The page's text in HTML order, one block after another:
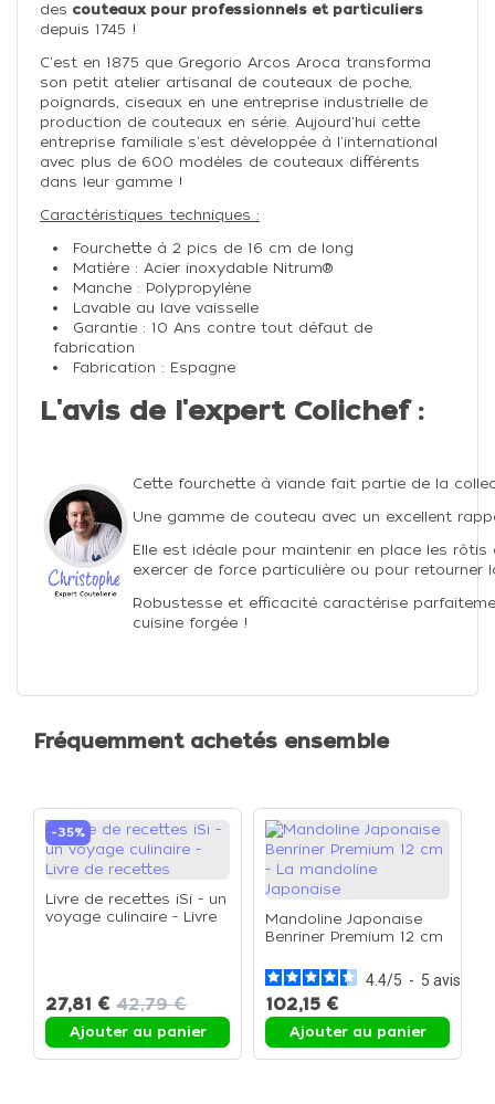
des couteaux pour professionnels et particuliers
depuis 1745 !
C'est en 1875 que Gregorio Arcos Aroca transforma
son petit atelier artisanal de couteaux de poche,
poignards, ciseaux en une entreprise industrielle de
production de couteaux en série. Aujourd'hui cette
entreprise familiale s'est développée à l'international
avec plus de 600 modèles de couteaux différents
dans leur gamme !
Caractéristiques techniques :
Fourchette à 2 pics de 16 cm de long
Matière : Acier inoxydable Nitrum®
Manche : Polypropylène
Lavable au lave vaisselle
Garantie : 10 Ans contre tout défaut de
fabrication
Fabrication : Espagne
L'avis de l'expert Colichef :
Cette fourchette à viande fait partie de la
Une gamme de couteau avec un excellent
Elle est idéale pour maintenir en place les
exercer de force particulière ou pour retourner
Robustesse et efficacité caractérise
cuisine forgée !
Fréquemment achetés ensemble
-35%
Livre de recettes iSi - un
voyage culinaire - Livre
27,81 € 42,79 €
Ajouter au panier
Mandoline Japonaise
Benriner Premium 12 cm
Japonaise
4.4/5 - 5 avis
102,15 €
Ajouter au panier